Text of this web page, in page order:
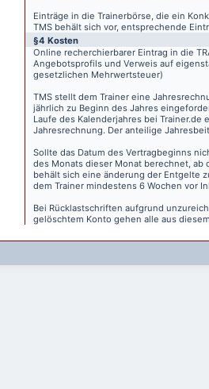
Einträge in die Trainerbörse, die ein
TMS behält sich vor, entsprechende
§4 Kosten
Online recherchierbarer Eintrag in die
Angebotsprofils und Verweis auf
gesetzlichen Mehrwertsteuer)
TMS stellt dem Trainer eine
jährlich zu Beginn des Jahres
Laufe des Kalenderjahres bei
Jahresrechnung. Der anteilige
Sollte das Datum des Vertragbeginns
des Monats dieser Monat berechnet, ab
behält sich eine änderung der Entgelte
dem Trainer mindestens 6 Wochen vor
Bei Rücklastschriften aufgrund
gelöschtem Konto gehen alle aus